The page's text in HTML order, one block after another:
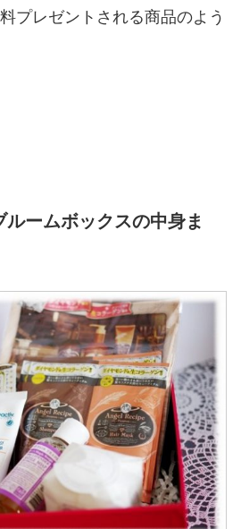
プレゼントされる商品のよう
ームボックスの中身ま